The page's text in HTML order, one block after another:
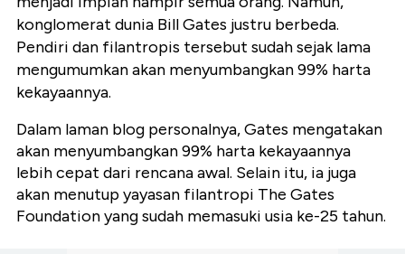
konglomerat dunia Bill Gates justru berbeda.
Pendiri dan filantropis tersebut sudah sejak lama
mengumumkan akan menyumbangkan 99% harta
kekayaannya.
Dalam laman blog personalnya, Gates mengatakan
akan menyumbangkan 99% harta kekayaannya
lebih cepat dari rencana awal. Selain itu, ia juga
akan menutup yayasan filantropi The Gates
Foundation yang sudah memasuki usia ke-25 tahun.